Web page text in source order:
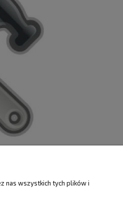
nas wszystkich tych plików i